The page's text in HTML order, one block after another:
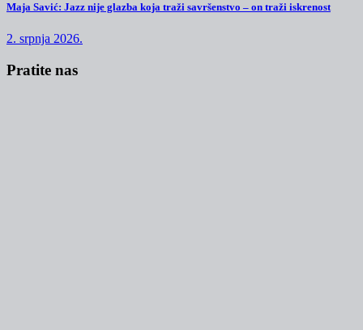
Maja Savić: Jazz nije glazba koja traži savršenstvo – on traži iskrenost
2. srpnja 2026.
Pratite nas